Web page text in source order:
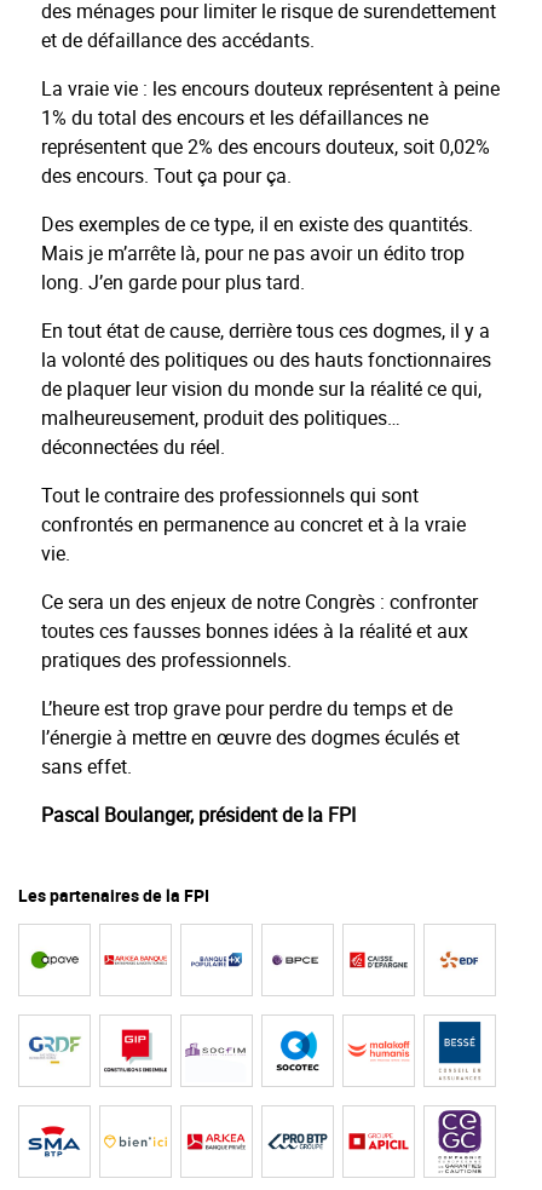
des ménages pour limiter le risque de surendettement
et de défaillance des accédants.
La vraie vie : les encours douteux représentent à peine
1% du total des encours et les défaillances ne
représentent que 2% des encours douteux, soit 0,02%
des encours. Tout ça pour ça.
Des exemples de ce type, il en existe des quantités.
Mais je m’arrête là, pour ne pas avoir un édito trop
long. J’en garde pour plus tard.
En tout état de cause, derrière tous ces dogmes, il y a
la volonté des politiques ou des hauts fonctionnaires
de plaquer leur vision du monde sur la réalité ce qui,
malheureusement, produit des politiques…
déconnectées du réel.
Tout le contraire des professionnels qui sont
confrontés en permanence au concret et à la vraie
vie.
Ce sera un des enjeux de notre Congrès : confronter
toutes ces fausses bonnes idées à la réalité et aux
pratiques des professionnels.
L’heure est trop grave pour perdre du temps et de
l’énergie à mettre en œuvre des dogmes éculés et
sans effet.
Pascal Boulanger, président de la FPI
Les partenaires de la FPI